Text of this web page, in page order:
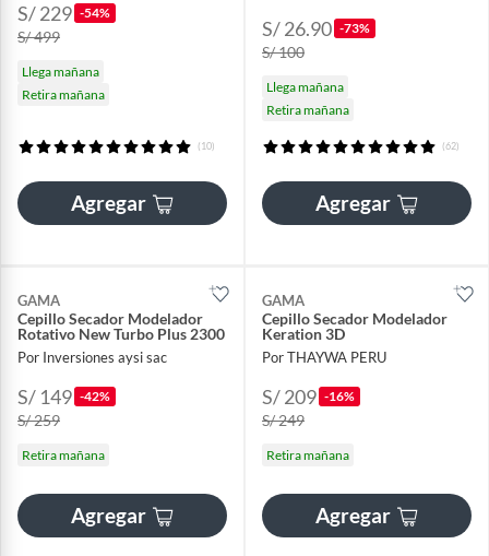
S/ 229 -54%
S/ 499
Llega mañana
Retira mañana
(10)
Agregar
S/ 26.90 -73%
S/ 100
Llega mañana
Retira mañana
(62)
Agregar
GAMA
Cepillo Secador Modelador
Rotativo New Turbo Plus 2300
Por Inversiones aysi sac
S/ 149 -42%
S/ 259
Retira mañana
Agregar
GAMA
Cepillo Secador Modelador
Keration 3D
Por THAYWA PERU
S/ 209 -16%
S/ 249
Retira mañana
Agregar